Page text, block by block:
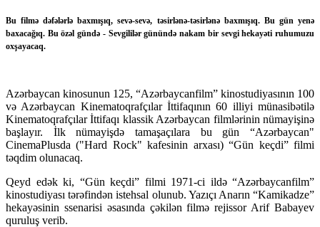
Bu filmə dəfələrlə baxmışıq, sevə-sevə, təsirlənə-təsirlənə baxmışıq. Bu gün yenə
baxacağıq. Bu özəl gündə - Sevgililər günündə nakam bir sevgi hekayəti ruhumuzu
oxşayacaq.
Azərbaycan kinosunun 125, “Azərbaycanfilm” kinostudiyasının 100
və Azərbaycan Kinematoqrafçılar İttifaqının 60 illiyi münasibətilə
Kinematoqrafçılar İttifaqı klassik Azərbaycan filmlərinin nümayişinə
başlayır. İlk nümayişdə tamaşaçılara bu gün “Azərbaycan"
CinemaPlusda ("Hard Rock" kafesinin arxası) “Gün keçdi” filmi
təqdim olunacaq.
Qeyd edək ki, “Gün keçdi” filmi 1971-ci ildə “Azərbaycanfilm”
kinostudiyası tərəfindən istehsal olunub. Yazıçı Anarın “Kamikadze”
hekayəsinin ssenarisi əsasında çəkilən filmə rejissor Arif Babayev
quruluş verib.